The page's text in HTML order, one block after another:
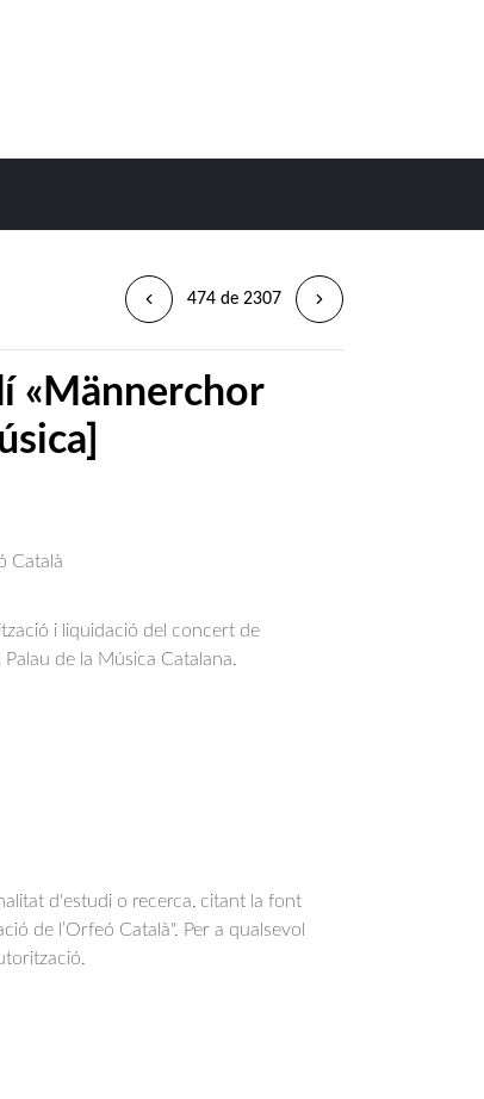
474 de 2307
«Männerchor
Català
i liquidació del concert de
de la Música Catalana.
d'estudi o recerca, citant la font
de l’Orfeó Català". Per a qualsevol